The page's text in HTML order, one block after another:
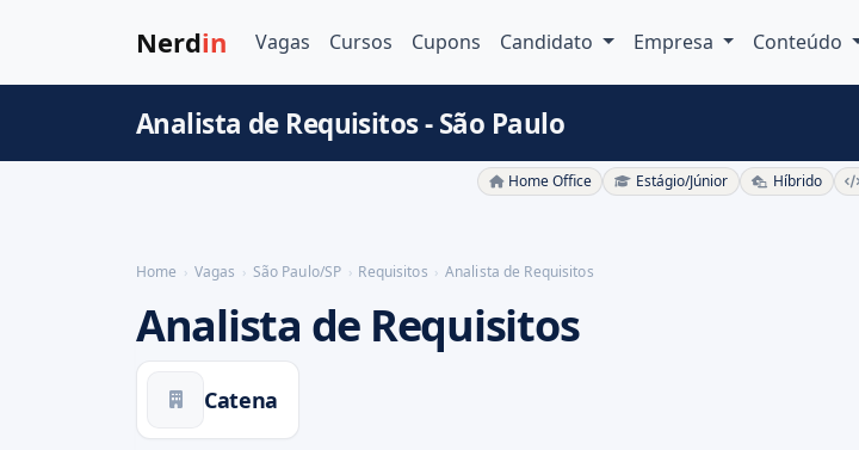
Nerdin Vagas Cursos Cupons Candidato Empresa Conteúdo
Analista de Requisitos - São Paulo
Home Office Estágio/Júnior Híbrido
Home Vagas São Paulo/SP Requisitos Analista de Requisitos
Analista de Requisitos
Catena